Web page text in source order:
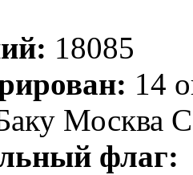
18085
14
Москва
флаг: